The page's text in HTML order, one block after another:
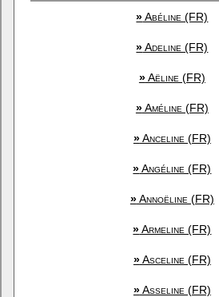
»Abéline (FR)
»Adeline (FR)
»Aëline (FR)
»Améline (FR)
»Anceline (FR)
»Angéline (FR)
»Annoëline (FR)
»Armeline (FR)
»Asceline (FR)
»Asseline (FR)